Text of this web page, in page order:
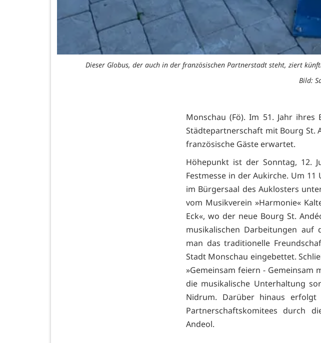
Dieser Globus, der auch in der französischen Partnerstadt steht, ziert
Bild:
Monschau (Fö). Im 51. Jahr
Städtepartnerschaft mit Bourg St.
französische Gäste erwartet.
Höhepunkt ist der Sonntag, 12.
Festmesse in der Aukirche. Um
im Bürgersaal des Auklosters
vom Musikverein »Harmonie«
Eck«, wo der neue Bourg St.
musikalischen Darbeitungen
man das traditionelle
Stadt Monschau eingebettet.
»Gemeinsam feiern - Gemeinsam
die musikalische Unterhaltung
Nidrum. Darüber hinaus
Partnerschaftskomitees durch
Andeol.